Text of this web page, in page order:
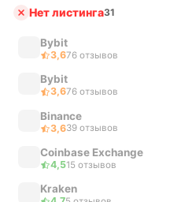
Нет листинга31
Bybit
3,676 отзывов
Bybit
3,676 отзывов
Binance
3,639 отзывов
Coinbase Exchange
4,515 отзывов
Kraken